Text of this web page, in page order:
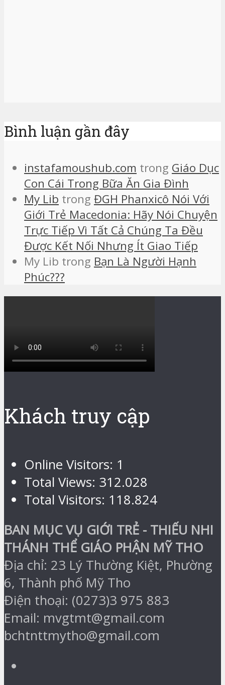
Bình luận gần đây
instafamoushub.com trong Giáo Dục
Con Cái Trong Bữa Ăn Gia Đình
My Lib trong ĐGH Phanxicô Nói Với
Giới Trẻ Macedonia: Hãy Nói Chuyện
Trực Tiếp Vì Tất Cả Chúng Ta Đều
Được Kết Nối Nhưng Ít Giao Tiếp
My Lib trong Bạn Là Người Hạnh
Phúc???
Khách truy cập
Online Visitors: 1
Total Views: 312.028
Total Visitors: 118.824
BAN MỤC VỤ GIỚI TRẺ - THIẾU NHI
THÁNH THỂ GIÁO PHẬN MỸ THO
Địa chỉ: 23 Lý Thường Kiệt, Phường
6, Thành phố Mỹ Tho
Điện thoại: (0273)3 975 883
Email: mvgtmt@gmail.com
bchtnttmytho@gmail.com